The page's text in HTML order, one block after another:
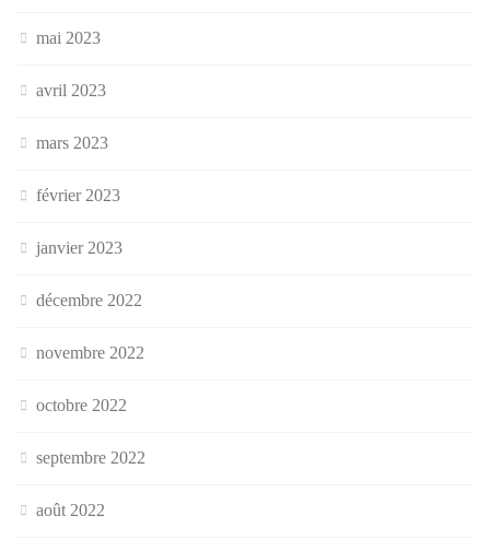
mai 2023
avril 2023
mars 2023
février 2023
janvier 2023
décembre 2022
novembre 2022
octobre 2022
septembre 2022
août 2022